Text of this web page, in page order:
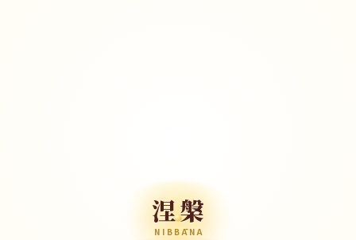
涅槃
NIBBĀNA